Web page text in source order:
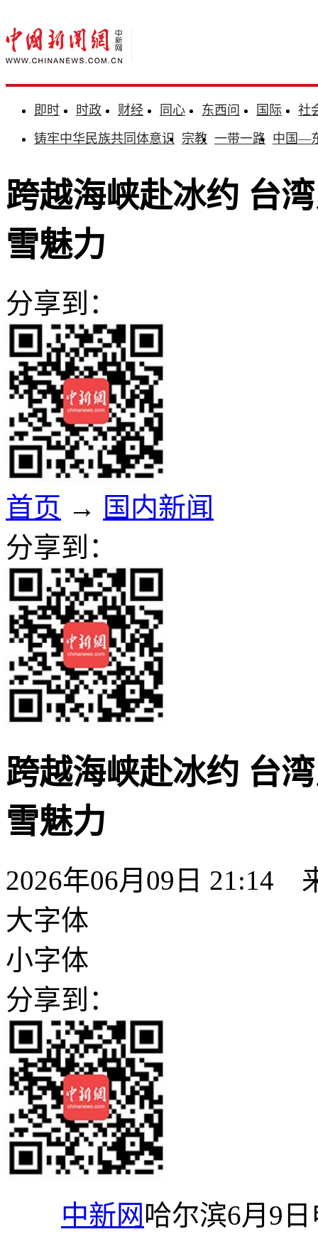
即时 时政 财经 同心 东西问 国际
社
铸牢中华民族共同体意识 宗教 一带一路 中国—
跨越海峡赴冰约 台
雪魅力
分享到：
首页 → 国内新闻
分享到：
跨越海峡赴冰约 台
雪魅力
2026年06月09日 21:14
大字体
小字体
分享到：
中新网哈尔滨6月9